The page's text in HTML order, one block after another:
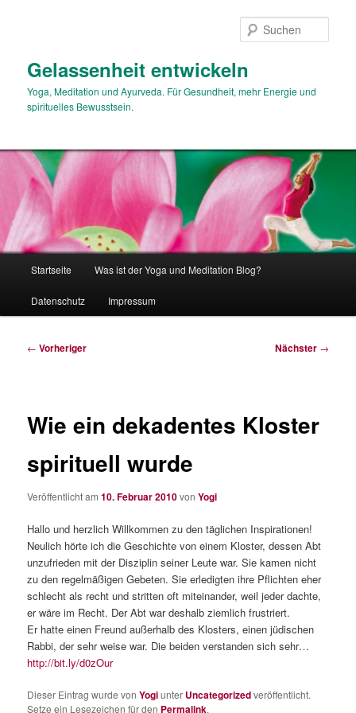
Gelassenheit entwickeln
Yoga, Meditation und Ayurveda. Für Gesundheit, mehr Energie und
spirituelles Bewusstsein.
Startseite Was ist der Yoga und Meditation Blog?
Datenschutz Impressum
Beitragsnavigation
← Vorheriger Nächster →
Wie ein dekadentes Kloster
spirituell wurde
Veröffentlicht am10. Februar 2010vonYogi
Hallo und herzlich Willkommen zu den täglichen Inspirationen!
Neulich hörte ich die Geschichte von einem Kloster, dessen Abt
unzufrieden mit der Disziplin seiner Leute war. Sie kamen nicht
zu den regelmäßigen Gebeten. Sie erledigten ihre Pflichten eher
schlecht als recht und stritten oft miteinander, weil jeder dachte,
er wäre im Recht. Der Abt war deshalb ziemlich frustriert.
Er hatte einen Freund außerhalb des Klosters, einen jüdischen
Rabbi, der sehr weise war. Die beiden verstanden sich sehr…
http://bit.ly/d0zOur
Dieser Eintrag wurde vonYogiunter Uncategorizedveröffentlicht.
Setze ein Lesezeichen für den Permalink.